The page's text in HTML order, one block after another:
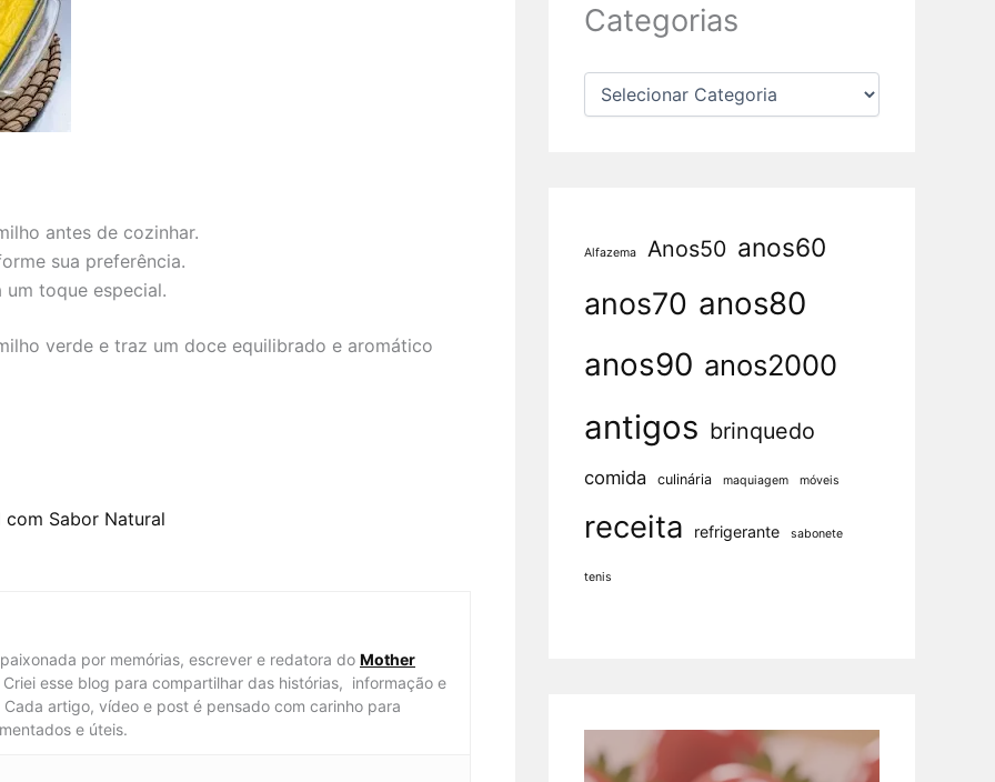
antes de cozinhar.
sua preferência.
toque especial.
verde e traz um doce equilibrado e aromático
com Sabor Natural
por memórias, escrever e redatora do Mother
Criei esse blog para compartilhar das histórias, informação e
artigo, vídeo e post é pensado com carinho para
e úteis.
Categorias
Alfazema Anos50 anos60
anos70 anos80
anos90 anos2000
antigos brinquedo
comida culinária maquiagem móveis
receita refrigerante sabonete
tenis